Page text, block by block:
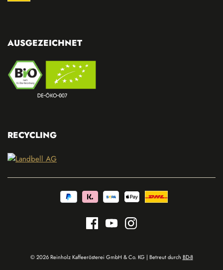
AUSGEZEICHNET
RECYCLING
© 2026 Reinholz Kaffeerösterei GmbH & Co. KG | Betreut durch BD-8